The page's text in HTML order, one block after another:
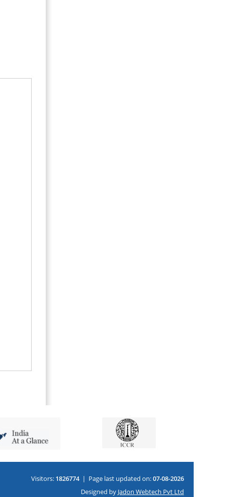
Visitors: 1826774| Page last updated on:07-08-2026
Designed by Jadon Webtech Pvt Ltd